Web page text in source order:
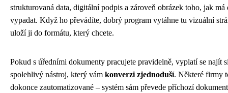
strukturovaná data, digitální podpis a zároveň obrázek toho, jak má
vypadat. Když ho převádíte, dobrý program vytáhne tu vizuální
uloží ji do formátu, který chcete.
Pokud s úředními dokumenty pracujete pravidelně, vyplatí se najít
spolehlivý nástroj, který vám konverzi zjednoduší. Některé firmy
dokonce zautomatizované – systém sám převede příchozí